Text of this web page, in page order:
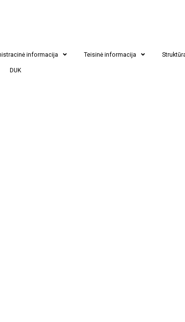
informacija Teisinė informacija
DUK